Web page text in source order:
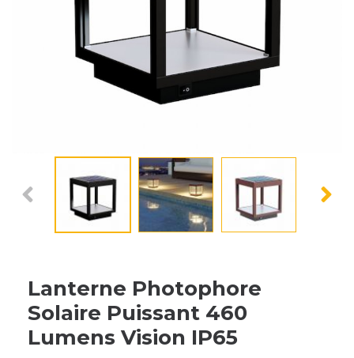
Lanterne Photophore
Solaire Puissant 460
Lumens Vision IP65